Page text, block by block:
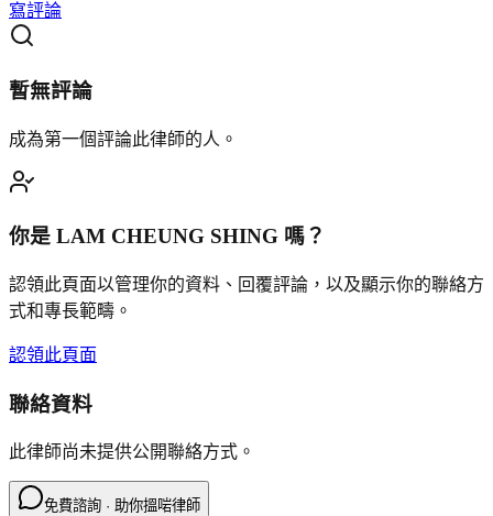
寫評論
暫無評論
成為第一個評論此律師的人。
你是 LAM CHEUNG SHING 嗎？
認領此頁面以管理你的資料、回覆評論，以及顯示你的聯絡方
式和專長範疇。
認領此頁面
聯絡資料
此律師尚未提供公開聯絡方式。
免費諮詢 · 助你搵啱律師